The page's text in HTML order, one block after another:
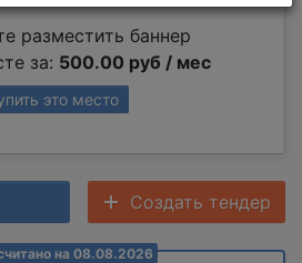
разместить баннер
за: 500.00 руб / мес
это место
Создать тендер
на 08.08.2026